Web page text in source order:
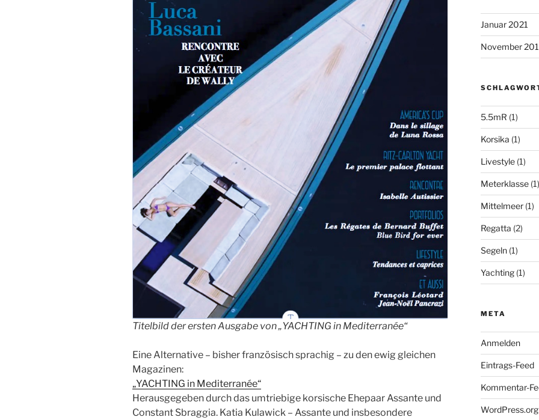
Titelbild der ersten Ausgabe von „YACHTING in Mediterranée“
Eine Alternative – bisher französisch sprachig – zu den ewig gleichen
Magazinen:
„YACHTING in Mediterranée“
Herausgegeben durch das umtriebige korsische Ehepaar Assante und
Constant Sbraggia. Katia Kulawick – Assante und insbesondere
Januar 2021
November
5.5mR (1)
Korsika (1)
Livestyle(1)
Meterklasse(1)
Mittelmeer(1)
Regatta (2)
Segeln(1)
Yachting(1)
META
Anmelden
Eintrags-Feed
Kommentar-
WordPress.org